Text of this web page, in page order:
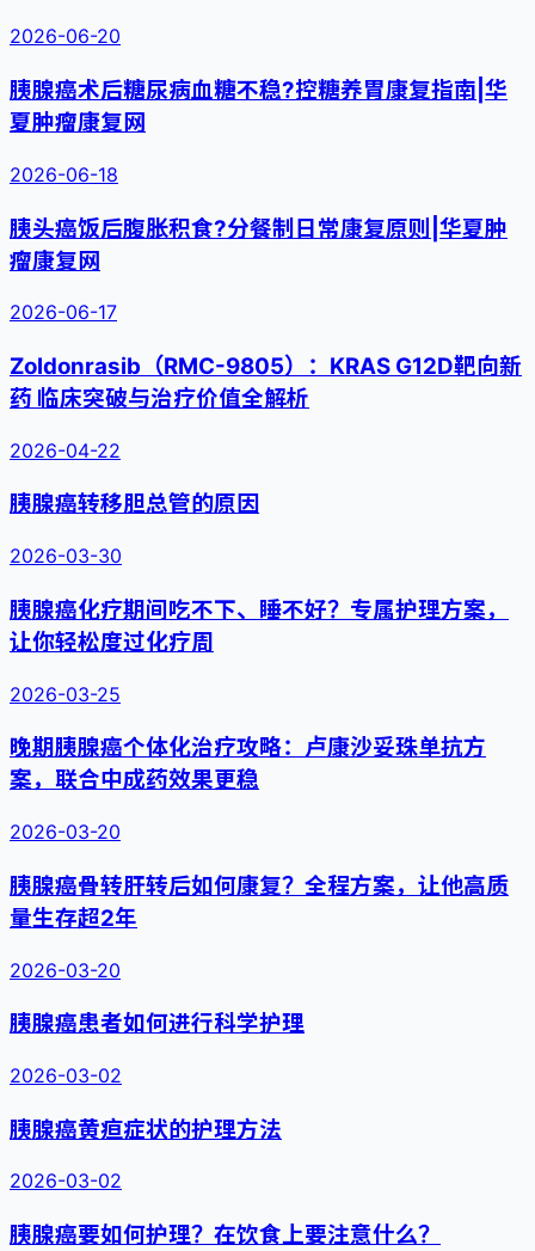
2026-06-20
胰腺癌术后糖尿病血糖不稳?控糖养胃康复指南|华
夏肿瘤康复网
2026-06-18
胰头癌饭后腹胀积食?分餐制日常康复原则|华夏肿
瘤康复网
2026-06-17
Zoldonrasib（RMC-9805）：KRAS G12D靶向新
药 临床突破与治疗价值全解析
2026-04-22
胰腺癌转移胆总管的原因
2026-03-30
胰腺癌化疗期间吃不下、睡不好？专属护理方案，
让你轻松度过化疗周
2026-03-25
晚期胰腺癌个体化治疗攻略：卢康沙妥珠单抗方
案，联合中成药效果更稳
2026-03-20
胰腺癌骨转肝转后如何康复？全程方案，让他高质
量生存超2年
2026-03-20
胰腺癌患者如何进行科学护理
2026-03-02
胰腺癌黄疸症状的护理方法
2026-03-02
胰腺癌要如何护理？在饮食上要注意什么？